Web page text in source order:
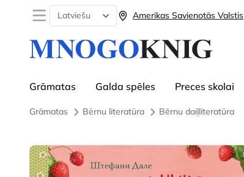
Open menu
Latviešu Amerikas Savienotās Valstis
Grāmatas Galda spēles Preces skolai
Grāmatas Bērnu literatūra Bērnu daiļliteratūra